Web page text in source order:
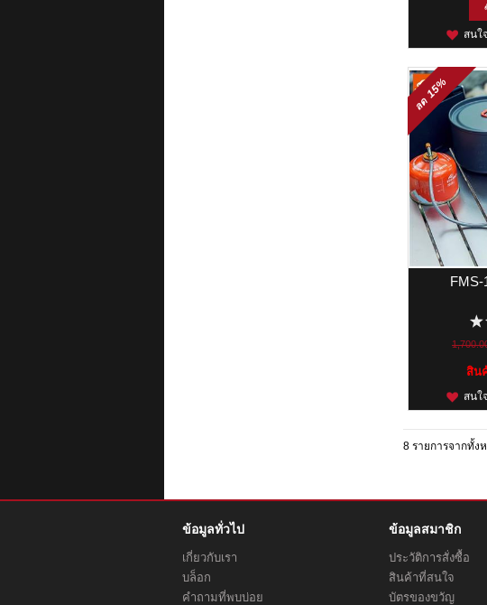
สนใจ
ลด
15%
FMS-
สิน
สนใจ
8 รายการจากทั้ง
ข้อมูลทั่วไป
เกี่ยวกับเรา
บล็อก
คำถามที่พบบ่อย
ข้อมูลสมาชิก
ประวัติการสั่งซื้อ
สินค้าที่สนใจ
บัตรของขวัญ